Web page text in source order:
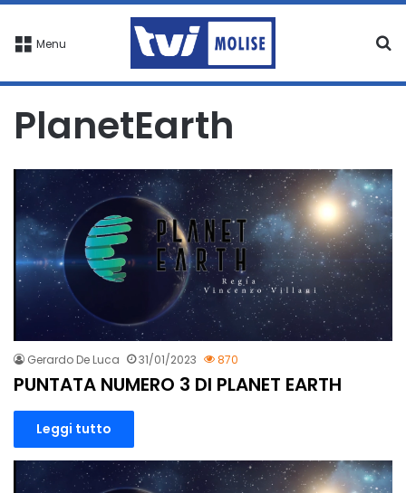
Menu
PlanetEarth
Gerardo De Luca 31/01/2023 870
PUNTATA NUMERO 3 DI PLANET EARTH
Leggi tutto